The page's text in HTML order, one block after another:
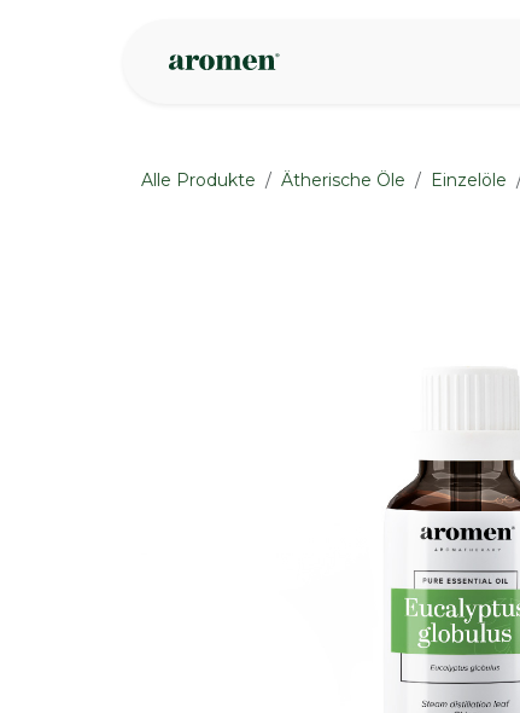
Alle Produkte Ätherische Öle Einzelöle